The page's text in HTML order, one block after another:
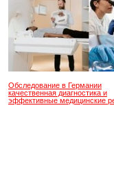
Обследование в Германии
качественная диагностика и
эффективные медицинские